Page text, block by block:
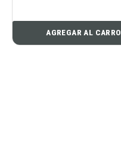
AGREGAR AL CARRO